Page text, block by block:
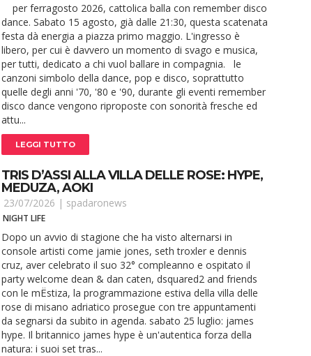
per ferragosto 2026, cattolica balla con remember disco
dance. Sabato 15 agosto, già dalle 21:30, questa scatenata
festa dà energia a piazza primo maggio. L'ingresso è
libero, per cui è davvero un momento di svago e musica,
per tutti, dedicato a chi vuol ballare in compagnia. le
canzoni simbolo della dance, pop e disco, soprattutto
quelle degli anni '70, '80 e '90, durante gli eventi remember
disco dance vengono riproposte con sonorità fresche ed
attu...
LEGGI TUTTO
TRIS D’ASSI ALLA VILLA DELLE ROSE: HYPE,
MEDUZA, AOKI
23/07/2026 | spadaronews
NIGHT LIFE
Dopo un avvio di stagione che ha visto alternarsi in
console artisti come jamie jones, seth troxler e dennis
cruz, aver celebrato il suo 32° compleanno e ospitato il
party welcome dean & dan caten, dsquared2 and friends
con le mËstiza, la programmazione estiva della villa delle
rose di misano adriatico prosegue con tre appuntamenti
da segnarsi da subito in agenda. sabato 25 luglio: james
hype. Il britannico james hype è un'autentica forza della
natura: i suoi set tras...